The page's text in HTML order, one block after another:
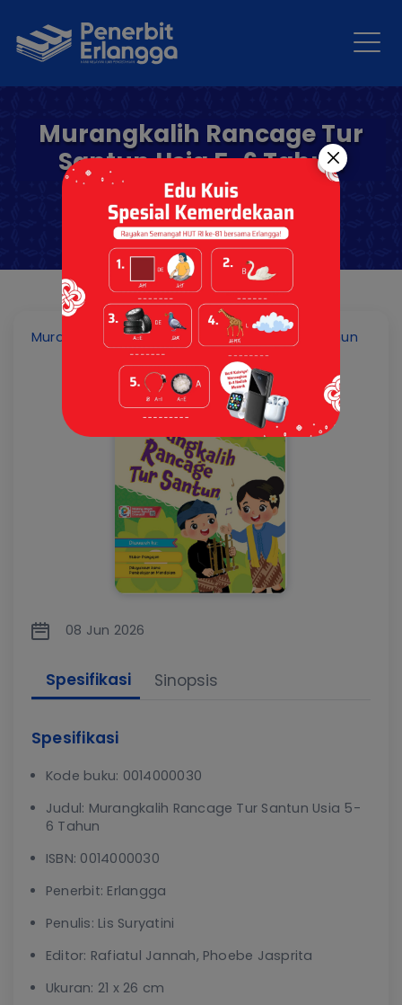
Murangkalih Rancage Tur
Santun Usia 5-6 Tahun
Murangkalih Rancage Tur Santun Usia 5-6 Tahun
08 Jun 2026
Spesifikasi Sinopsis
Spesifikasi
Kode buku: 0014000030
Judul: Murangkalih Rancage Tur Santun Usia 5-
6 Tahun
ISBN: 0014000030
Penerbit: Erlangga
Penulis: Lis Suryatini
Editor: Rafiatul Jannah, Phoebe Jasprita
Ukuran: 21 x 26 cm